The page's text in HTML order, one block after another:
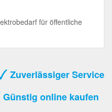
für öffentliche
Zuverlässiger Service
Günstig online kaufen